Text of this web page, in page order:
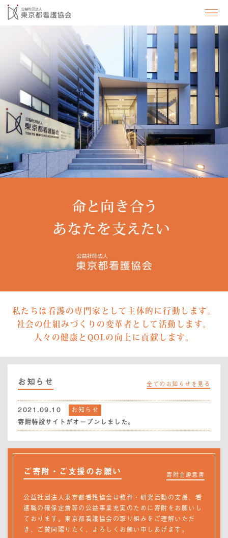
私たちは看護の専門家として主体的に行動します。
社会の仕組みづくりの変革者として活動します。
人々の健康とQOLの向上に貢献します。
お知らせ 全てのお知らせを見る
2021.09.10
お知らせ
寄附特設サイトがオープンしました。
ご寄附・ご支援のお願い
公益社団法人東京都看護協会は教育・研究活動の支援、看
護職の確保定着等の公益事業充実のために寄附をお願いし
ております。東京都看護協会の取り組みをご理解いただ
き、ご賛同賜りたく、よろしくお願い申しあげます。
寄附金趣意書